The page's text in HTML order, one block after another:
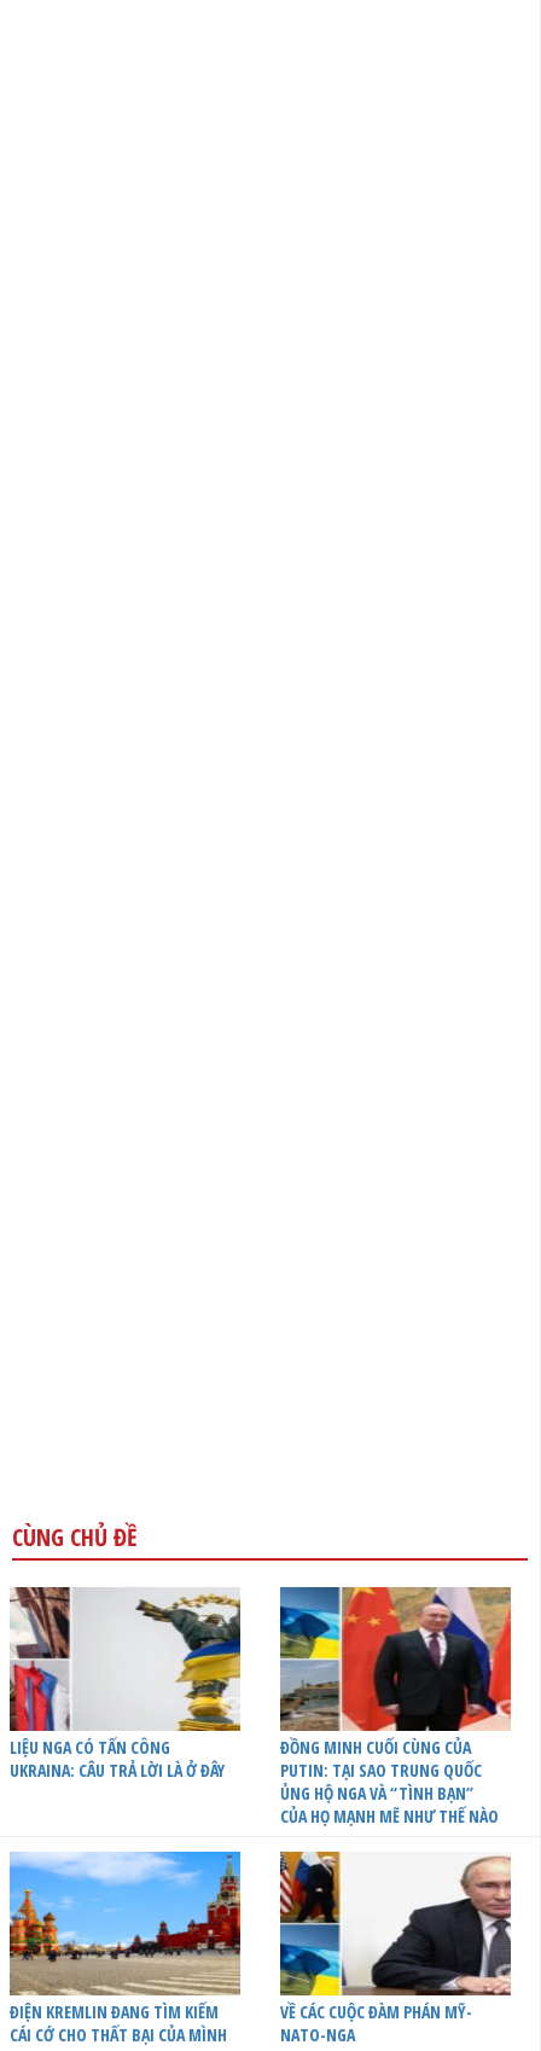
CÙNG CHỦ ĐỀ
LIỆU NGA CÓ TẤN CÔNG
UKRAINA: CÂU TRẢ LỜI LÀ Ở ĐÂY
ĐỒNG MINH CUỐI CÙNG CỦA
PUTIN: TẠI SAO TRUNG QUỐC
ỦNG HỘ NGA VÀ “TÌNH BẠN”
CỦA HỌ MẠNH MẼ NHƯ THẾ NÀO
ĐIỆN KREMLIN ĐANG TÌM KIẾM
CÁI CỚ CHO THẤT BẠI CỦA MÌNH
VỀ CÁC CUỘC ĐÀM PHÁN MỸ-
NATO-NGA